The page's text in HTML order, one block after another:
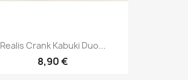
Realis Crank Kabuki Duo...
8,90 €